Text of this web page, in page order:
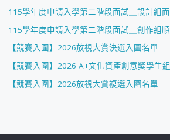
115學年度申請入學第二階段面試＿設計組
115學年度申請入學第二階段面試＿創作組
【競賽入圍】2026放視大賞決選入圍名單
【競賽入圍】2026 A+文化資產創意獎學生
【競賽入圍】2026放視大賞複選入圍名單